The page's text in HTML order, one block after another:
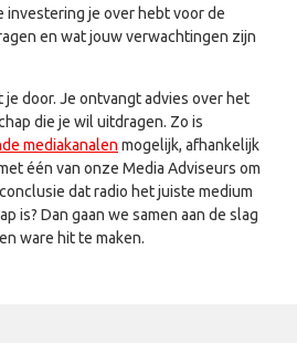
investering je over hebt voor de
en wat jouw verwachtingen zijn
door. Je ontvangt advies over het
die je wil uitdragen. Zo is
mediakanalen mogelijk, afhankelijk
één van onze Media Adviseurs om
dat radio het juiste medium
is? Dan gaan we samen aan de slag
ware hit te maken.